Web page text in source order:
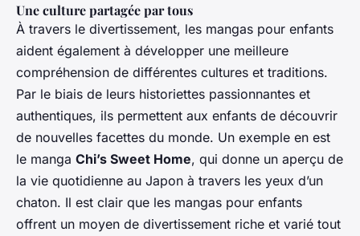
Une culture partagée par tous
À travers le divertissement, les mangas pour enfants
aident également à développer une meilleure
compréhension de différentes cultures et traditions.
Par le biais de leurs historiettes passionnantes et
authentiques, ils permettent aux enfants de découvrir
de nouvelles facettes du monde. Un exemple en est
le manga Chi’s Sweet Home, qui donne un aperçu de
la vie quotidienne au Japon à travers les yeux d’un
chaton. Il est clair que les mangas pour enfants
offrent un moyen de divertissement riche et varié tout